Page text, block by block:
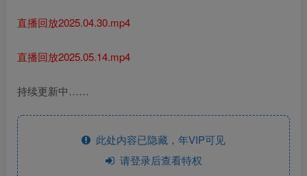
直播回放2025.04.30.mp4
直播回放2025.05.14.mp4
持续更新中……
此处内容已隐藏，年VIP可见
请登录后查看特权